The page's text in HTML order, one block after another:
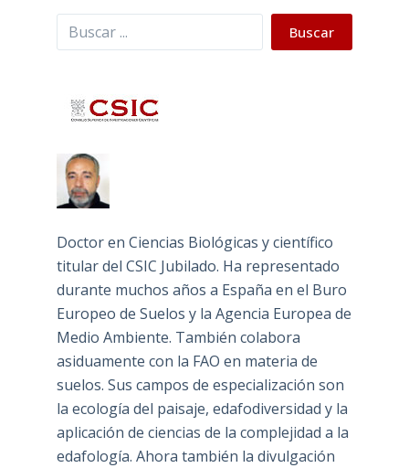
Buscar Buscar
Doctor en Ciencias Biológicas y científico
titular del CSIC Jubilado. Ha representado
durante muchos años a España en el Buro
Europeo de Suelos y la Agencia Europea de
Medio Ambiente. También colabora
asiduamente con la FAO en materia de
suelos. Sus campos de especialización son
la ecología del paisaje, edafodiversidad y la
aplicación de ciencias de la complejidad a la
edafología. Ahora también la divulgación